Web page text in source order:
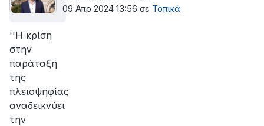
09 Απρ 2024 13:56 σε Τοπικά
''Η κρίση
στην
παράταξη
της
πλειοψηφίας
αναδεικνύει
την